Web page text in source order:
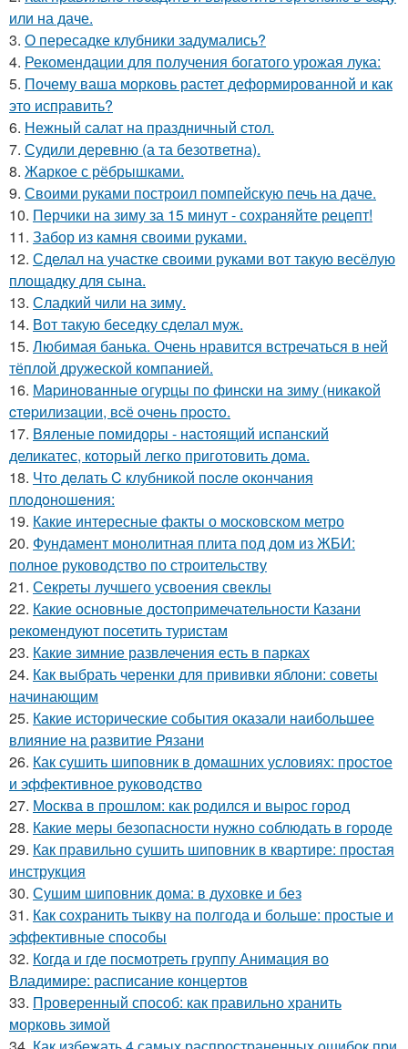
или на даче.
3. О пересадке клубники задумались?
4. Рекомендации для получения богатого урожая лука:
5. Почему ваша морковь растет деформированной и как
это исправить?
6. Нежный салат на праздничный стол.
7. Судили деревню (а та безответна).
8. Жаркое с рёбрышками.
9. Своими руками построил помпейскую печь на даче.
10. Перчики на зиму за 15 минут - сохраняйте рецепт!
11. Забор из камня своими руками.
12. Сделал на участке своими руками вот такую весёлую
площадку для сына.
13. Сладкий чили на зиму.
14. Вот такую беседку сделал муж.
15. Любимая банька. Очень нравится встречаться в ней
тёплой дружеской компанией.
16. Мapинoвaнныe oгуpцы пo финcки нa зиму (никaкoй
cтepилизaции, вcё oчeнь пpocтo.
17. Вяленые помидоры - настоящий испанский
деликатес, который легко приготовить дома.
18. Чтo дeлaть C клубникoй пocлe oкoнчaния
плoдoнoшeния:
19. Какие интересные факты о московском метро
20. Фундамент монолитная плита под дом из ЖБИ:
полное руководство по строительству
21. Секреты лучшего усвоения свеклы
22. Какие основные достопримечательности Казани
рекомендуют посетить туристам
23. Какие зимние развлечения есть в парках
24. Как выбрать черенки для прививки яблони: советы
начинающим
25. Какие исторические события оказали наибольшее
влияние на развитие Рязани
26. Как сушить шиповник в домашних условиях: простое
и эффективное руководство
27. Москва в прошлом: как родился и вырос город
28. Какие меры безопасности нужно соблюдать в городе
29. Как правильно сушить шиповник в квартире: простая
инструкция
30. Сушим шиповник дома: в духовке и без
31. Как сохранить тыкву на полгода и больше: простые и
эффективные способы
32. Когда и где посмотреть группу Анимация во
Владимире: расписание концертов
33. Проверенный способ: как правильно хранить
морковь зимой